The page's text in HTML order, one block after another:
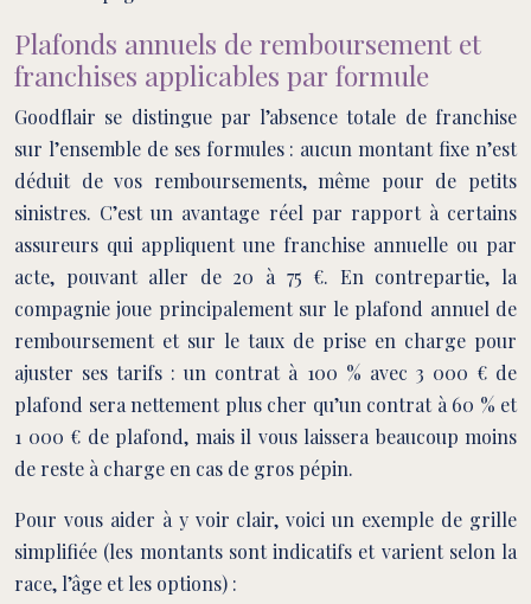
Plafonds annuels de remboursement et
franchises applicables par formule
Goodflair se distingue par l’absence totale de franchise
sur l’ensemble de ses formules : aucun montant fixe n’est
déduit de vos remboursements, même pour de petits
sinistres. C’est un avantage réel par rapport à certains
assureurs qui appliquent une franchise annuelle ou par
acte, pouvant aller de 20 à 75 €. En contrepartie, la
compagnie joue principalement sur le plafond annuel de
remboursement et sur le taux de prise en charge pour
ajuster ses tarifs : un contrat à 100 % avec 3 000 € de
plafond sera nettement plus cher qu’un contrat à 60 % et
1 000 € de plafond, mais il vous laissera beaucoup moins
de reste à charge en cas de gros pépin.
Pour vous aider à y voir clair, voici un exemple de grille
simplifiée (les montants sont indicatifs et varient selon la
race, l’âge et les options) :